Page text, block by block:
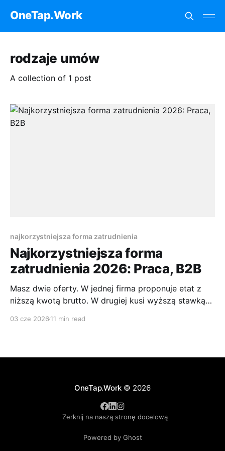
OneTap.Work
rodzaje umów
A collection of 1 post
najkorzystniejsza forma zatrudnienia
Najkorzystniejsza forma
zatrudnienia 2026: Praca, B2B
Masz dwie oferty. W jednej firma proponuje etat z
niższą kwotą brutto. W drugiej kusi wyższą stawką
03 cze 2026 11 min read
OneTap.Work © 2026
Zerknij na naszą stronę docelową
Powered by Ghost